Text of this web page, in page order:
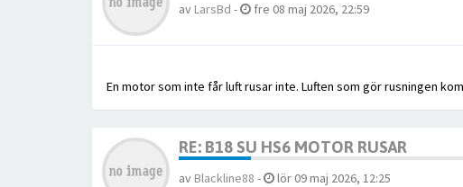
av LarsBd - fre 08 maj 2026, 22:59
En motor som inte får luft rusar inte. Luften som gör rusningen
RE: B18 SU HS6 MOTOR RUSAR
av Blackline88 - lör 09 maj 2026, 12:25